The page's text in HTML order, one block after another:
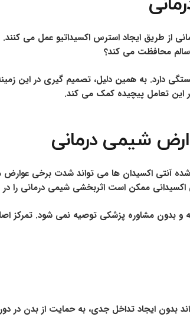
از طریق ایجاد استرس اکسیداتیو عمل می
سالم محافظت می کند؟
دارد. به همین دلیل، تصمیم گیری در این
این تعامل پیچیده کمک می کند.
شیمی درمانی
آنتی اکسیدان ها می تواند شدت برخی عوارض
اکسیدانی ممکن است اثربخشی شیمی درمانی
مشاوره پزشکی توصیه نمی شود. تمرکز
بدون ایجاد تداخل جدی، به حمایت از بدن در